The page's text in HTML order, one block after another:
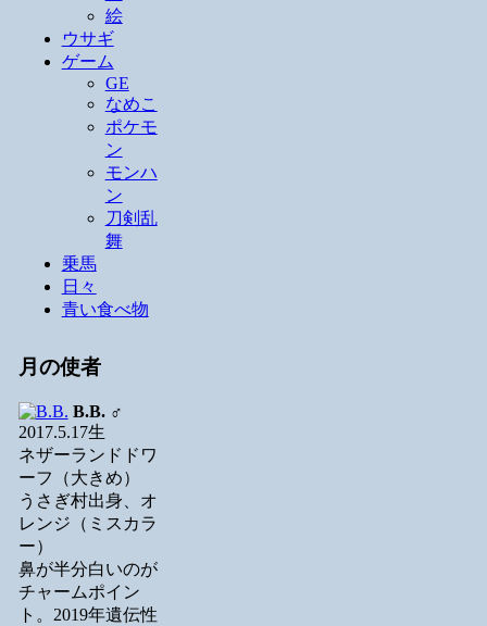
絵
ウサギ
ゲーム
GE
なめこ
ポケモ
ン
モンハ
ン
刀剣乱
舞
乗馬
日々
青い食べ物
月の使者
B.B.♂
2017.5.17生
ネザーランドドワ
ーフ（大きめ）
うさぎ村出身、オ
レンジ（ミスカラ
ー）
鼻が半分白いのが
チャームポイン
ト。2019年遺伝性